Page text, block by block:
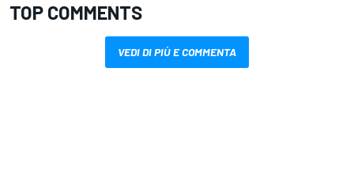
TOP COMMENTS
VEDI DI PIÙ E COMMENTA